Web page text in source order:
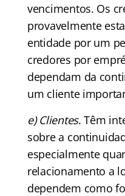
vencimentos. Os
provavelmente
entidade por um
credores por
dependam da
um cliente
e) Clientes. Têm
sobre a
especialmente
relacionamento a
dependem como